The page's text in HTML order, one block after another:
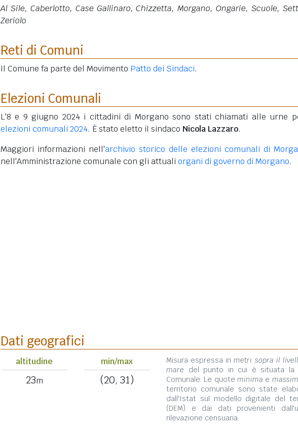
Al Sile, Caberlotto, Case Gallinaro, Chizzetta, Morgano, Ongarie, Scuole,
Zeriolo
Reti di Comuni
Il Comune fa parte del Movimento Patto dei Sindaci.
Elezioni Comunali
L'8 e 9 giugno 2024 i cittadini di Morgano sono stati chiamati alle urne
elezioni comunali 2024. È stato eletto il sindaco Nicola Lazzaro.
Maggiori informazioni nell'archivio storico delle elezioni comunali di
nell'Amministrazione comunale con gli attuali organi di governo di Morgano.
Dati geografici
altitudine
23m
min/max
(20, 31)
Misura espressa inmetri sopra il
mare del punto in cui è situata la
Comunale. Le quote minima e
territorio comunale sono state
dall'Istat sul modello digitale del
(DEM) e dai dati provenienti
rilevazione censuaria.